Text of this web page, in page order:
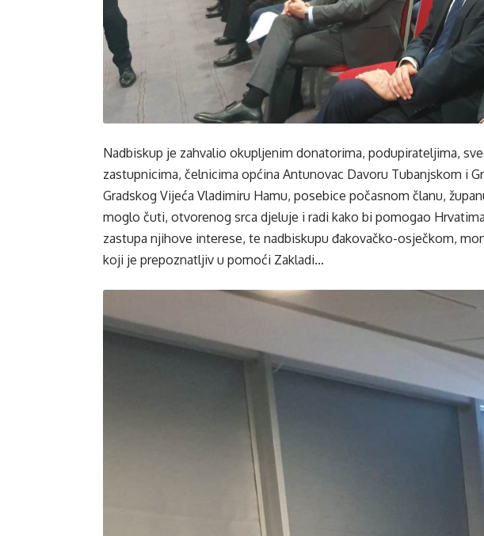
Nadbiskup je zahvalio okupljenim donatorima, podupirateljima,
zastupnicima, čelnicima općina Antunovac Davoru Tubanjskom i
Gradskog Vijeća Vladimiru Hamu, posebice počasnom članu,
moglo čuti, otvorenog srca djeluje i radi kako bi pomogao
zastupa njihove interese, te nadbiskupu đakovačko-osječkom,
koji je prepoznatljiv u pomoći Zakladi…